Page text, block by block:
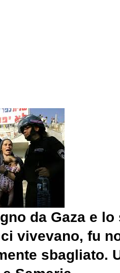
da Gaza e
vivevano, fu
sbagliato.